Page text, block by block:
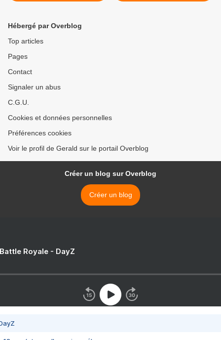
Hébergé par Overblog
Top articles
Pages
Contact
Signaler un abus
C.G.U.
Cookies et données personnelles
Préférences cookies
Voir le profil de Gerald sur le portail Overblog
Créer un blog sur Overblog
Créer un blog
Royale - DayZ